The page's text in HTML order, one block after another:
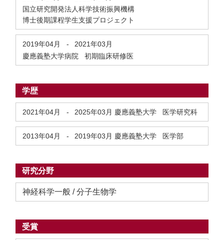
国立研究開発法人科学技術振興機構
博士後期課程学生支援プロジェクト
2019年04月 -
2021年03月
慶應義塾大学病院 初期臨床研修医
学歴
2021年04月 - 2025年03月 慶應義塾大学 医学研究科
2013年04月 - 2019年03月 慶應義塾大学 医学部
研究分野
神経科学一般 / 分子生物学
受賞